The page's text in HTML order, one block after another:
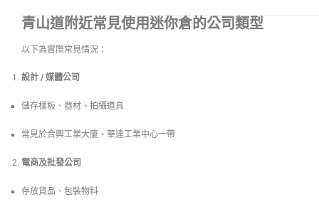
青山道附近常見使用迷你倉的公司類型
以下為實際常見情況：
設計 / 媒體公司
儲存樣板、器材、拍攝道具
常見於合興工業大廈、華達工業中心一帶
電商及批發公司
存放貨品、包裝物料